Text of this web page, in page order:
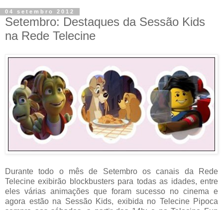
04 setembro 2012
Setembro: Destaques da Sessão Kids
na Rede Telecine
Durante todo o mês de Setembro os canais da Rede
Telecine exibirão blockbusters para todas as idades, entre
eles várias animações que foram sucesso no cinema e
agora estão na Sessão Kids, exibida no Telecine Pipoca